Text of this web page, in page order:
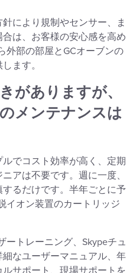
により規制やセンサー、ま
は、お客様の安心感を高め
外部の部屋とGCオーブンの
ます。
がありますが、
メンテナンスは
でコスト効率が高く、定期
アは不要です。週に一度、
るだけです。半年ごとに予
イオン装置のカートリッジ
ートレーニング、Skypeチュ
なユーザーマニュアル、年